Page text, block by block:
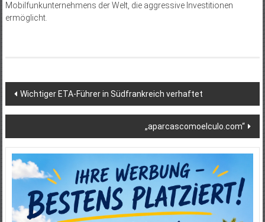
Mobilfunkunternehmens der Welt, die aggressive Investitionen
ermöglicht.
Beitragsnavigation
Wichtiger ETA-Führer in Südfrankreich verhaftet
„aparcascomoelculo.com“